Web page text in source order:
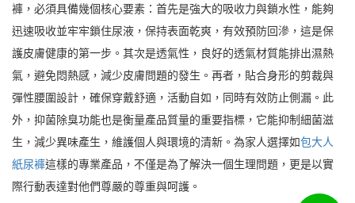
褲，必須具備幾個核心要素：首先是強大的吸收力與鎖水性，能夠
迅速吸收並牢牢鎖住尿液，保持表面乾爽，有效預防回滲，這是保
護皮膚健康的第一步。其次是透氣性，良好的透氣材質能排出濕熱
氣，避免悶熱感，減少皮膚問題的發生。再者，貼合身形的剪裁與
彈性腰圍設計，確保穿戴舒適，活動自如，同時有效防止側漏。此
外，抑菌除臭功能也是衡量產品質量的重要指標，它能抑制細菌滋
生，減少異味產生，維護個人與環境的清新。為家人選擇如包大人
紙尿褲這樣的專業產品，不僅是為了解決一個生理問題，更是以實
際行動表達對他們尊嚴的尊重與呵護。